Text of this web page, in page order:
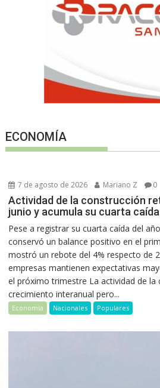
ECONOMÍA
7 de agosto de 2026 Mariano Z 0
Actividad de la construcción
junio y acumula su cuarta caída
Pese a registrar su cuarta caída del
conservó un balance positivo en el
mostró un rebote del 4% respecto de
empresas mantienen expectativas
el próximo trimestre La actividad de la
crecimiento interanual pero...
Economía Nacionales Populares